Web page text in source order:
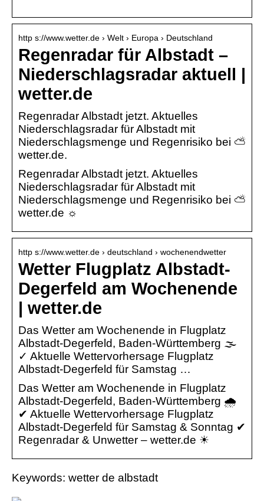
http s://www.wetter.de › Welt › Europa › Deutschland
Regenradar für Albstadt –
Niederschlagsradar aktuell |
wetter.de
Regenradar Albstadt jetzt. Aktuelles
Niederschlagsradar für Albstadt mit
Niederschlagsmenge und Regenrisiko bei ⛅
wetter.de.
Regenradar Albstadt jetzt. Aktuelles
Niederschlagsradar für Albstadt mit
Niederschlagsmenge und Regenrisiko bei ⛅
wetter.de ☼
http s://www.wetter.de › deutschland › wochenendwetter
Wetter Flugplatz Albstadt-
Degerfeld am Wochenende
| wetter.de
Das Wetter am Wochenende in Flugplatz
Albstadt-Degerfeld, Baden-Württemberg 🌫️
✓ Aktuelle Wettervorhersage Flugplatz
Albstadt-Degerfeld für Samstag …
Das Wetter am Wochenende in Flugplatz
Albstadt-Degerfeld, Baden-Württemberg 🌧️
✔ Aktuelle Wettervorhersage Flugplatz
Albstadt-Degerfeld für Samstag & Sonntag ✔
Regenradar & Unwetter – wetter.de ☀
Keywords: wetter de albstadt